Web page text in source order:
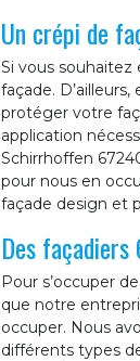
Un crépi de
Si vous
façade.
protéger votre
application
Schirrhoffen
pour nous en
façade design et
Des
Pour s’occuper
que notre
occuper. Nous
différents types